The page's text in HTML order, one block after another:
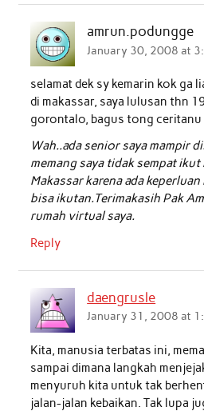
o
o
k
A
p
d
n
amrun.podungge
January 30, 2008 at
selamat dek sy kemarin kok ga
di makassar, saya lulusan thn
gorontalo, bagus tong ceritanu
Wah..ada senior saya mampir
memang saya tidak sempat
Makassar karena ada
bisa ikutan.Terimakasih Pak
rumah virtual saya.
Reply
daengrusle
January 31, 2008 at
Kita, manusia terbatas ini,
sampai dimana langkah
menyuruh kita untuk tak
jalan-jalan kebaikan. Tak lupa